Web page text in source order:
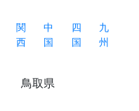
関
西
中
国
四
国
九
州
鳥取県